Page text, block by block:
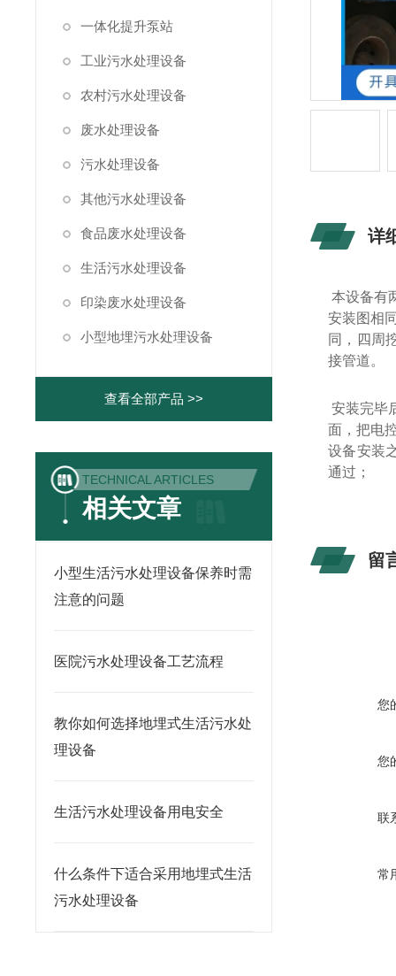
一体化提升泵站
工业污水处理设备
农村污水处理设备
废水处理设备
污水处理设备
其他污水处理设备
食品废水处理设备
生活污水处理设备
印染废水处理设备
小型地埋污水处理设备
查看全部产品 >>
TECHNICAL ARTICLES
相关文章
小型生活污水处理设备保养时需
注意的问题
医院污水处理设备工艺流程
教你如何选择地埋式生活污水处
理设备
生活污水处理设备用电安全
什么条件下适合采用地埋式生活
污水处理设备
详
本设备有
安装图相
同，四周
接管道。
安装完毕
面，把电
设备安装
通过；
留
您
您
联
常